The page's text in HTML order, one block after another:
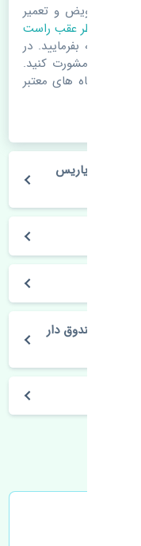
به تعویض و تعمیر
چراغ خطر عقب راست
توجه بفرمایید. در
زمینه مشورت کنید.
از فروشگاه های معتبر
تویوتا یاریس
یاریس صندوق دار